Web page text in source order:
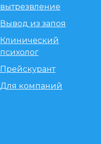
вытрезвление
Вывод из запоя
Клинический
психолог
Прейскурант
Для компаний